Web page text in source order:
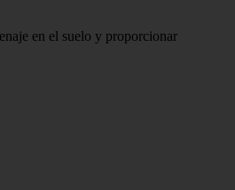
en el suelo y proporcionar